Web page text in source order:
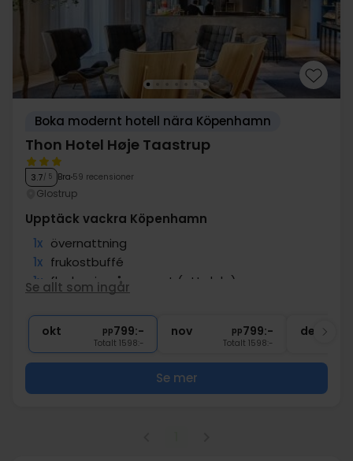
Boka modernt hotell nära Köpenhamn
Thon Hotel Høje Taastrup
3.7/ 5 Bra 59 recensioner
Glostrup
Upptäck vackra Köpenhamn
1x övernattning
1x frukostbuffé
1x flaska vin på rummet (att dela)
Nära offentlig transport
∞ Gratis parkering
Se allt som ingår
okt pp799:-
Totalt 1598:-
nov pp799:-
Totalt 1598:-
dec
Se mer